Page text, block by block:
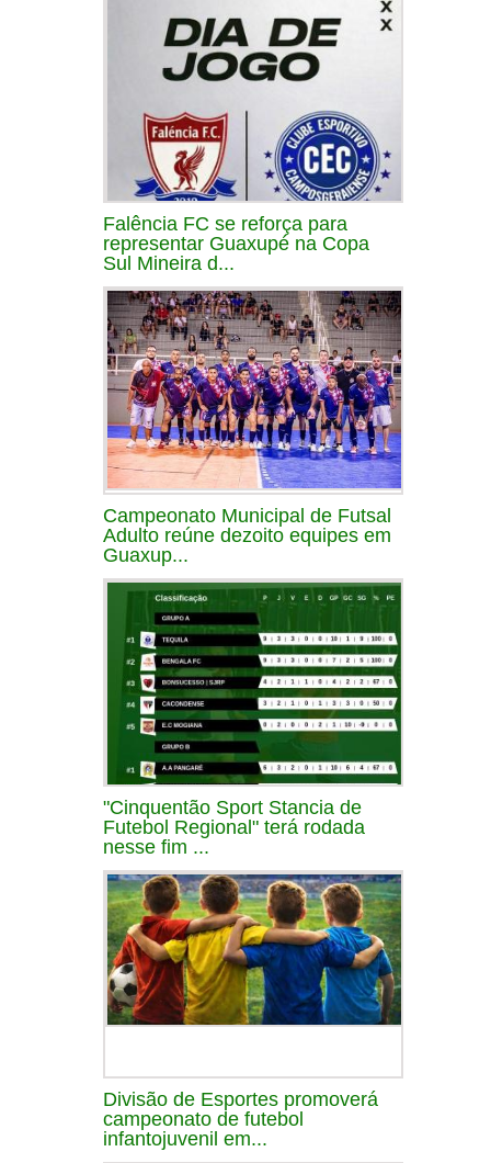
Falência FC se reforça para
representar Guaxupé na Copa
Sul Mineira d...
Campeonato Municipal de Futsal
Adulto reúne dezoito equipes em
Guaxup...
"Cinquentão Sport Stancia de
Futebol Regional" terá rodada
nesse fim ...
Divisão de Esportes promoverá
campeonato de futebol
infantojuvenil em...